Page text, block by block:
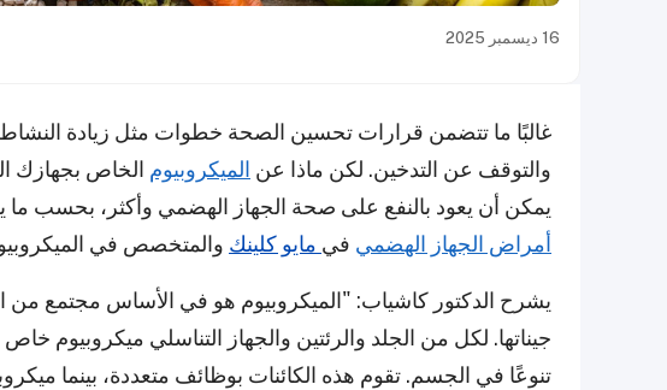
16 ديسمبر 2025
غالبًا ما تتضمن قرارات تحسين الصحة خطوات مثل زيادة النشاط
والتوقف عن التدخين. لكن ماذا عن الميكروبيوم الخاص بجهازك
يمكن أن يعود بالنفع على صحة الجهاز الهضمي وأكثر، بحسب ما
أمراض الجهاز الهضمي في مايو كلينك والمتخصص في
يشرح الدكتور كاشياب: "الميكروبيوم هو في الأساس مجتمع من
جيناتها. لكل من الجلد والرئتين والجهاز التناسلي ميكروبيوم خاص
تنوعًا في الجسم. تقوم هذه الكائنات بوظائف متعددة، بينما